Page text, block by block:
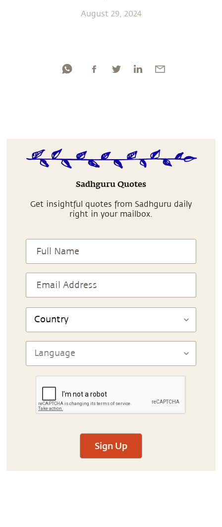
August 29, 2024
Sadhguru Quotes
Get insightful quotes from Sadhguru daily
right in your mailbox.
Sign Up